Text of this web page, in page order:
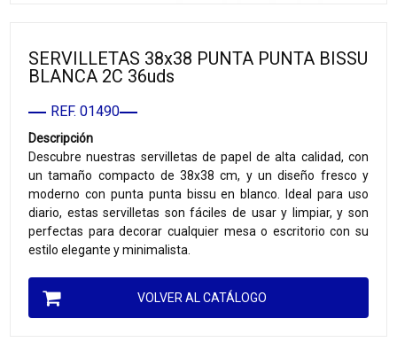
SERVILLETAS 38x38 PUNTA PUNTA BISSU
BLANCA 2C 36uds
REF. 01490
Descripción
Descubre nuestras servilletas de papel de alta calidad, con
un tamaño compacto de 38x38 cm, y un diseño fresco y
moderno con punta punta bissu en blanco. Ideal para uso
diario, estas servilletas son fáciles de usar y limpiar, y son
perfectas para decorar cualquier mesa o escritorio con su
estilo elegante y minimalista.
VOLVER AL CATÁLOGO